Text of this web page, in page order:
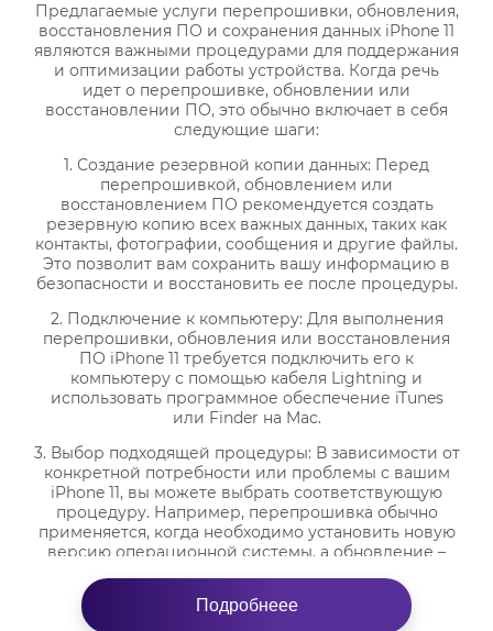
Предлагаемые услуги перепрошивки, обновления,
восстановления ПО и сохранения данных iPhone 11
являются важными процедурами для поддержания
и оптимизации работы устройства. Когда речь
идет о перепрошивке, обновлении или
восстановлении ПО, это обычно включает в себя
следующие шаги:
1. Создание резервной копии данных: Перед
перепрошивкой, обновлением или
восстановлением ПО рекомендуется создать
резервную копию всех важных данных, таких как
контакты, фотографии, сообщения и другие файлы.
Это позволит вам сохранить вашу информацию в
безопасности и восстановить ее после процедуры.
2. Подключение к компьютеру: Для выполнения
перепрошивки, обновления или восстановления
ПО iPhone 11 требуется подключить его к
компьютеру с помощью кабеля Lightning и
использовать программное обеспечение iTunes
или Finder на Mac.
3. Выбор подходящей процедуры: В зависимости от
конкретной потребности или проблемы с вашим
iPhone 11, вы можете выбрать соответствующую
процедуру. Например, перепрошивка обычно
применяется, когда необходимо установить новую
версию операционной системы, а обновление –
4. Запуск процесса: После выбора нужной
Подробнеее